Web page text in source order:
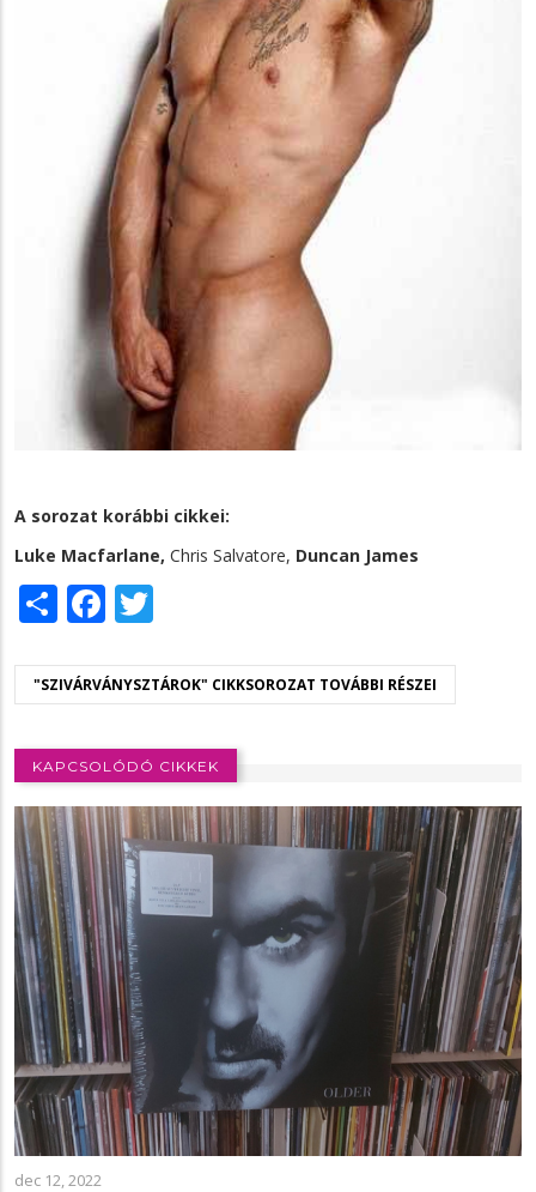
A sorozat korábbi cikkei:
Luke Macfarlane, Chris Salvatore, Duncan James
ShareFacebook
"SZIVÁRVÁNYSZTÁROK" CIKKSOROZAT TOVÁBBI RÉSZEI
KAPCSOLÓDÓ CIKKEK
dec 12, 2022